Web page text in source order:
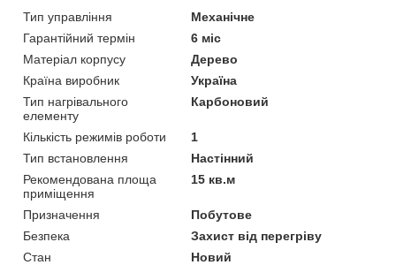
Тип управління
Механічне
Гарантійний термін
6 міс
Матеріал корпусу
Дерево
Країна виробник
Україна
Тип нагрівального
елементу
Карбоновий
Кількість режимів роботи
1
Тип встановлення
Настінний
Рекомендована площа
приміщення
15 кв.м
Призначення
Побутове
Безпека
Захист від перегріву
Стан
Новий